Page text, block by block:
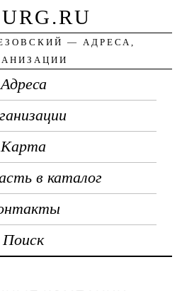
— АДРЕСА,
Адреса
Карта
в каталог
Поиск